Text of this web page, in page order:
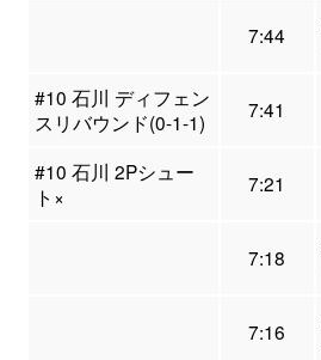
7:44
#10 石川 ディフェン
スリバウンド(0-1-1)
7:41
#10 石川 2Pシュー
ト×
7:21
7:18
7:16